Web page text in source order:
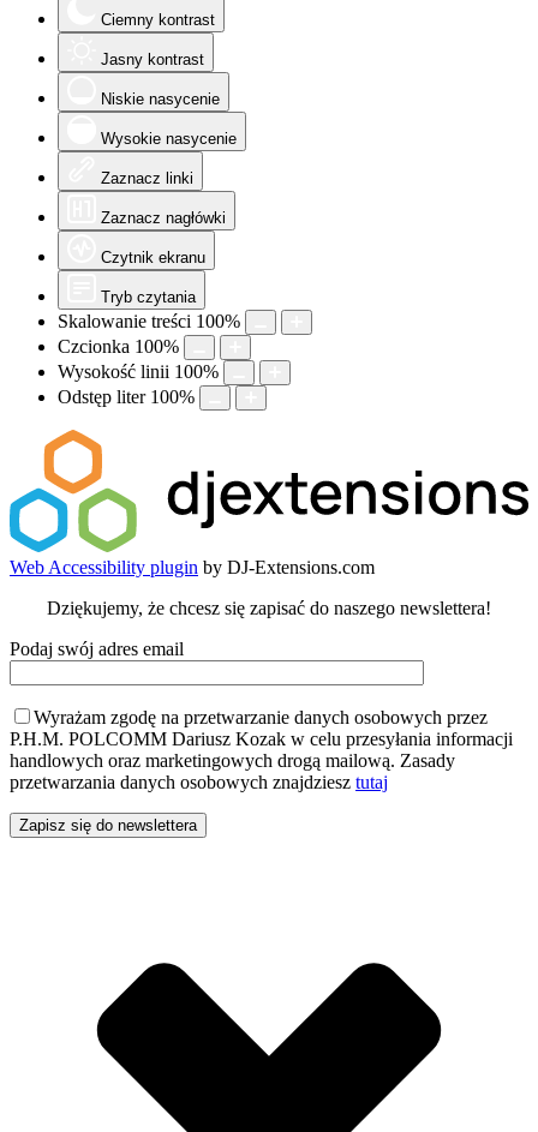
Ciemny kontrast
Jasny kontrast
Niskie nasycenie
Wysokie nasycenie
Zaznacz linki
Zaznacz nagłówki
Czytnik ekranu
Tryb czytania
Skalowanie treści 100%
Czcionka 100%
Wysokość linii 100%
Odstęp liter 100%
Web Accessibility plugin by DJ-Extensions.com
Dziękujemy, że chcesz się zapisać do naszego newslettera!
Podaj swój adres email
Wyrażam zgodę na przetwarzanie danych osobowych przez
P.H.M. POLCOMM Dariusz Kozak w celu przesyłania informacji
handlowych oraz marketingowych drogą mailową. Zasady
przetwarzania danych osobowych znajdziesz tutaj